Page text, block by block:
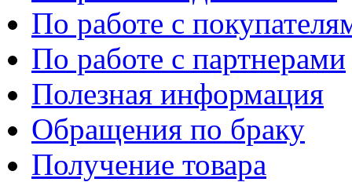
По работе с
По работе с партнерами
Полезная информация
Обращения по браку
Получение товара